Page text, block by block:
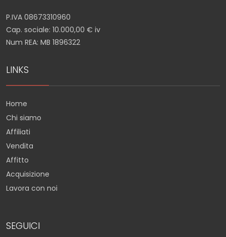
P.IVA 08673310960
Cap. sociale: 10.000,00 € iv
Num REA: MB 1896322
LINKS
Home
Chi siamo
Affiliati
Vendita
Affitto
Acquisizione
Lavora con noi
SEGUICI